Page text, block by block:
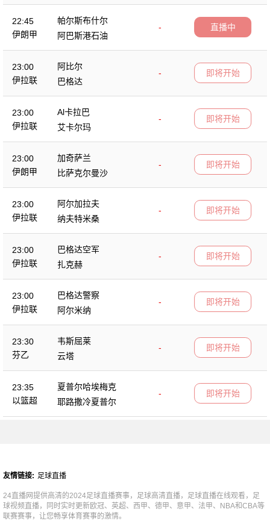
22:45
伊朗甲
帕尔斯布什尔
-
阿巴斯港石油
直播中
23:00
伊拉联
阿比尔
-
巴格达
即将开始
23:00
伊拉联
Al卡拉巴
-
艾卡尔玛
即将开始
23:00
伊朗甲
加奇萨兰
-
比萨克尔曼沙
即将开始
23:00
伊拉联
阿尔加拉夫
-
纳夫特米桑
即将开始
23:00
伊拉联
巴格达空军
-
扎克赫
即将开始
23:00
伊拉联
巴格达警察
-
阿尔米纳
即将开始
23:30
芬乙
韦斯屈莱
-
云塔
即将开始
23:35
以篮超
夏普尔哈埃梅克
-
耶路撒冷夏普尔
即将开始
友情链接: 足球直播
24直播网提供高清的2024足球直播赛事，足球高清直播，足球直播在线观看，足
球视频直播，同时实时更新欧冠、英超、西甲、德甲、意甲、法甲、NBA和CBA等
联赛赛事，让您畅享体育赛事的激情。